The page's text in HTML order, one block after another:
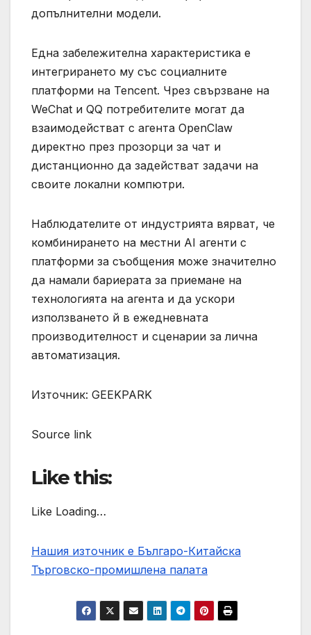
допълнителни модели.
Една забележителна характеристика е
интегрирането му със социалните
платформи на Tencent. Чрез свързване на
WeChat и QQ потребителите могат да
взаимодействат с агента OpenClaw
директно през прозорци за чат и
дистанционно да задействат задачи на
своите локални компютри.
Наблюдателите от индустрията вярват, че
комбинирането на местни AI агенти с
платформи за съобщения може значително
да намали бариерата за приемане на
технологията на агента и да ускори
използването й в ежедневната
производителност и сценарии за лична
автоматизация.
Източник: GEEKPARK
Source link
Like this:
Like Loading…
Нашия източник е Българо-Китайска
Търговско-промишлена палaта